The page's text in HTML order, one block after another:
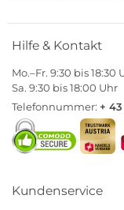
Hilfe & Kontakt
Mo.–Fr. 9:30 bis 18:30
Sa. 9:30 bis 18:00 Uhr
Telefonnummer: +
Kundenservice